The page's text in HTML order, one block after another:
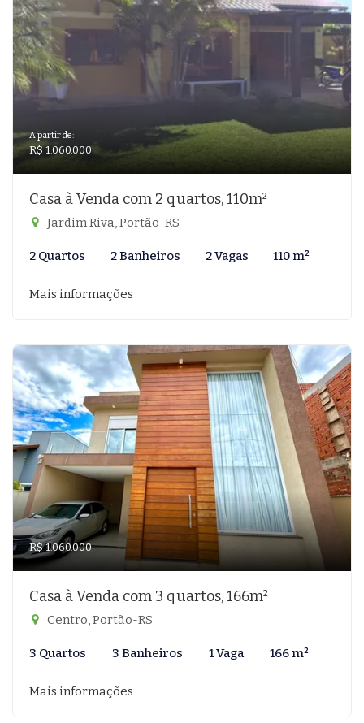
A partir de:
R$ 1.060.000
Casa à Venda com 2 quartos, 110m²
Jardim Riva, Portão-RS
2 Quartos 2 Banheiros 2 Vagas 110 m²
Mais informações
R$ 1.060.000
Casa à Venda com 3 quartos, 166m²
Centro, Portão-RS
3 Quartos 3 Banheiros 1 Vaga 166 m²
Mais informações